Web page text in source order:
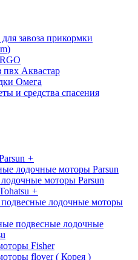
завоза прикормки
Аквастар
Омега
и средства спасения
+
лодочные моторы Parsun
моторы Parsun
+
лодочные моторы
подвесные лодочные
Fisher
flover ( Корея )